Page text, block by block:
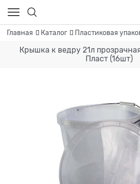
Главная Каталог Пластиковая
Крышка к ведру 21л
Пласт (16шт)